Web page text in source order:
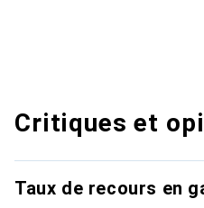
Critiques et
Taux de recours en